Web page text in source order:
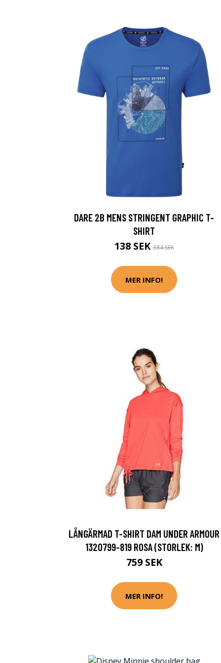
DARE 2B MENS STRINGENT GRAPHIC T-
SHIRT
138 SEK384 SEK
MER INFO!
LÅNGÄRMAD T-SHIRT DAM UNDER ARMOUR
1320799-819 ROSA (STORLEK: M)
759 SEK
MER INFO!